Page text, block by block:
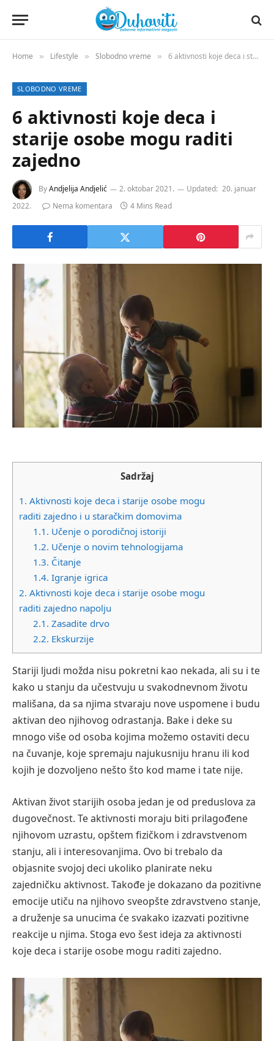
Home » Lifestyle » Slobodno vreme » 6 aktivnosti koje deca i starije osobe mogu raditi zajedno
SLOBODNO VREME
6 aktivnosti koje deca i
starije osobe mogu raditi
zajedno
ByAndjelija Andjelić 2. oktobar 2021. Updated: 20. januar
2022.
Nema komentara 4 Mins Read
Sadržaj
1. Aktivnosti koje deca i starije osobe mogu
raditi zajedno i u staračkim domovima
1.1. Učenje o porodičnoj istoriji
1.2. Učenje o novim tehnologijama
1.3. Čitanje
1.4. Igranje igrica
2. Aktivnosti koje deca i starije osobe mogu
raditi zajedno napolju
2.1. Zasadite drvo
2.2. Ekskurzije
Stariji ljudi možda nisu pokretni kao nekada, ali su i te
kako u stanju da učestvuju u svakodnevnom životu
mališana, da sa njima stvaraju nove uspomene i budu
aktivan deo njihovog odrastanja. Bake i deke su
mnogo više od osoba kojima možemo ostaviti decu
na čuvanje, koje spremaju najukusniju hranu ili kod
kojih je dozvoljeno nešto što kod mame i tate nije.
Aktivan život starijih osoba jedan je od preduslova za
dugovečnost. Te aktivnosti moraju biti prilagođene
njihovom uzrastu, opštem fizičkom i zdravstvenom
stanju, ali i interesovanjima. Ovo bi trebalo da
objasnite svojoj deci ukoliko planirate neku
zajedničku aktivnost. Takođe je dokazano da pozitivne
emocije utiču na njihovo sveopšte zdravstveno stanje,
a druženje sa unucima će svakako izazvati pozitivne
reakcije u njima. Stoga evo šest ideja za aktivnosti
koje deca i starije osobe mogu raditi zajedno.